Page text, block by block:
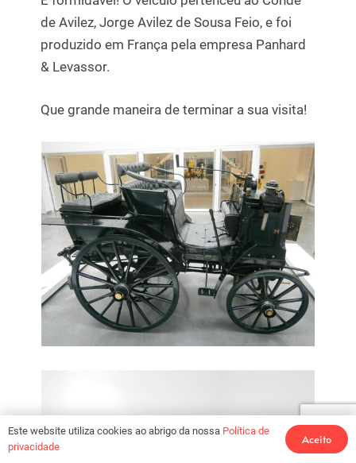
de Avilez, Jorge Avilez de Sousa Feio, e foi
produzido em França pela empresa Panhard
& Levassor.
Que grande maneira de terminar a sua visita!
Este website utiliza cookies ao abrigo da nossa Política de
privacidade
Aceito